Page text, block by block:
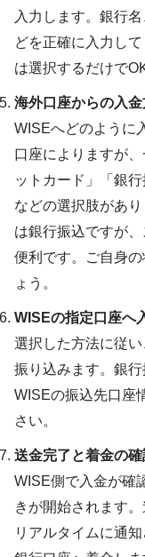
入力します。銀行
どを正確に入力し
は選択するだけで
海外口座からの入
WISEへどのように
口座によりますが
ットカード」「銀
などの選択肢があ
は銀行振込ですが
便利です。ご自身
ょう。
WISEの指定口座へ
選択した方法に従
振り込みます。銀
WISEの振込先口座
さい。
送金完了と着金の確
WISE側で入金が確
きが開始されます
リアルタイムに通